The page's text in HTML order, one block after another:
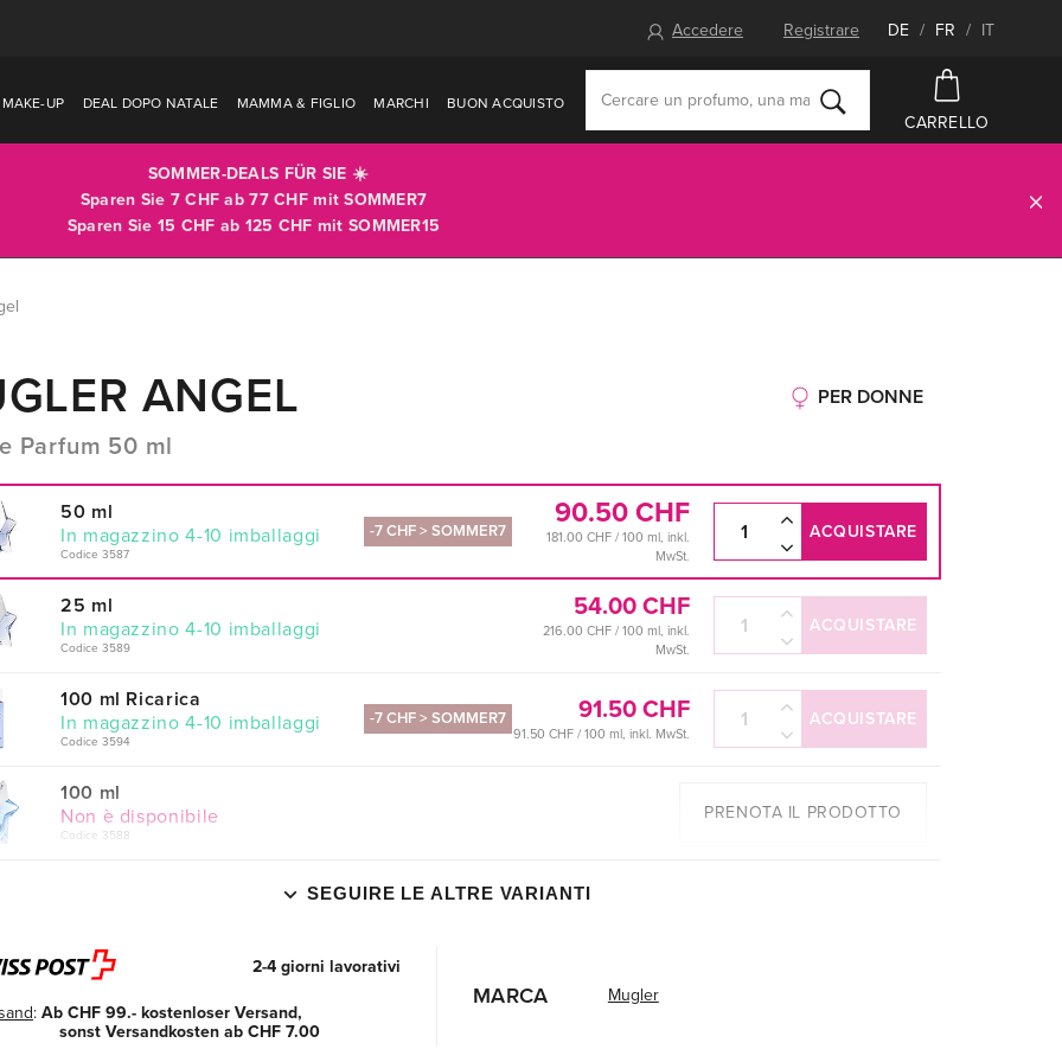
Accedere Registrare DE / FR / IT
MAKE-UP DEAL DOPO NATALE MAMMA & FIGLIO MARCHI BUON ACQUISTO
CARRELLO
SOMMER-DEALS FÜR SIE ☀️
Sparen Sie 7 CHF ab 77 CHF mitSOMMER7
Sparen Sie 15 CHF ab 125 CHF mit SOMMER15
PER DONNE
ANGEL
Parfum 50 ml
50 ml
In magazzino 4-10 imballaggi
Codice 3587
-7 CHF > SOMMER7
90.50 CHF
181.00 CHF / 100 ml, inkl.
MwSt.
ACQUISTARE
25 ml
In magazzino 4-10 imballaggi
Codice 3589
54.00 CHF
216.00 CHF / 100 ml, inkl.
MwSt.
ACQUISTARE
100 ml Ricarica
In magazzino 4-10 imballaggi
Codice 3594
-7 CHF > SOMMER7 91.50 CHF
91.50 CHF / 100 ml, inkl. MwSt.
ACQUISTARE
100 ml
Non è disponibile
Codice 3588
PRENOTA IL PRODOTTO
SEGUIRE LE ALTRE VARIANTI
2-4 giorni lavorativi
: Ab CHF 99.- kostenloser Versand,
sonst Versandkosten ab CHF 7.00
MARCA Mugler